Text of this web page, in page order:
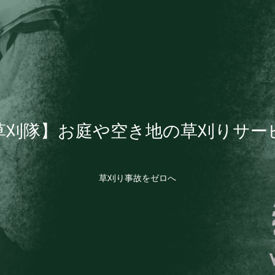
刈隊】お庭や空き地の草刈りサー
草刈り事故をゼロへ